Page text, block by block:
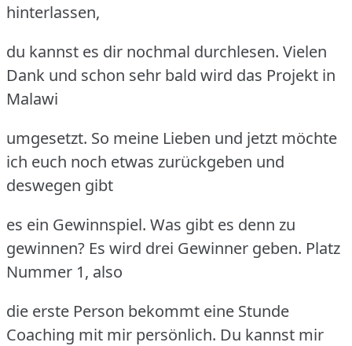
hinterlassen,
du kannst es dir nochmal durchlesen. Vielen
Dank und schon sehr bald wird das Projekt in
Malawi
umgesetzt. So meine Lieben und jetzt möchte
ich euch noch etwas zurückgeben und
deswegen gibt
es ein Gewinnspiel. Was gibt es denn zu
gewinnen? Es wird drei Gewinner geben. Platz
Nummer 1, also
die erste Person bekommt eine Stunde
Coaching mit mir persönlich. Du kannst mir